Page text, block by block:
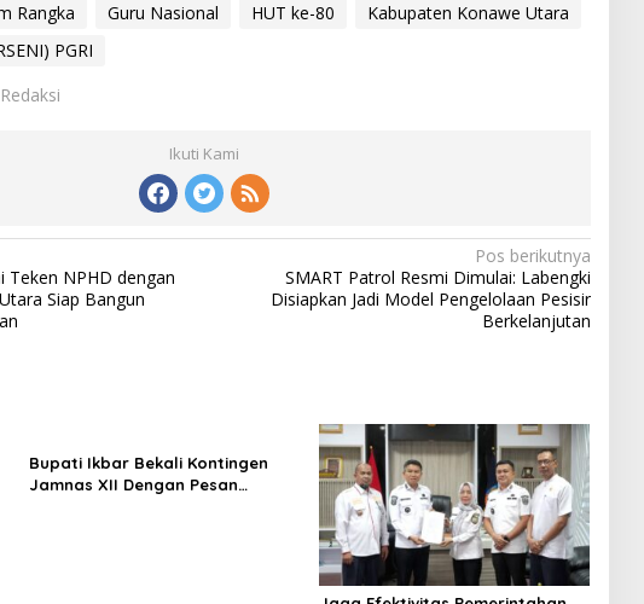
Rangka Guru Nasional HUT ke-80
Kabupaten Konawe Utara
PGRI
Ikuti Kami
Teken NPHD dengan
Siap Bangun
Pos berikutnya
SMART Patrol Resmi Dimulai: Labengki
Disiapkan Jadi Model Pengelolaan Pesisir
Berkelanjutan
Bupati Ikbar Bekali Kontingen
Jamnas XII Dengan Pesan